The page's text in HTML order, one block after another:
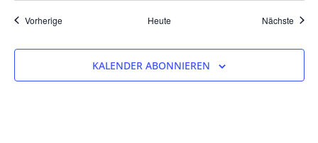
VorherigeVeranstaltungen Heute Nächste
KALENDER ABONNIEREN